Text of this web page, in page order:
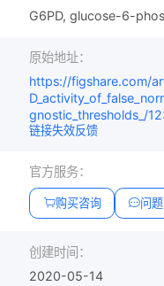
G6PD, glucose-6-
原始地址：
https://figshare.com/
gnostic_thresholds_/
链接失效反馈
官方服务：
购买咨询 问
创建时间：
2020-05-14